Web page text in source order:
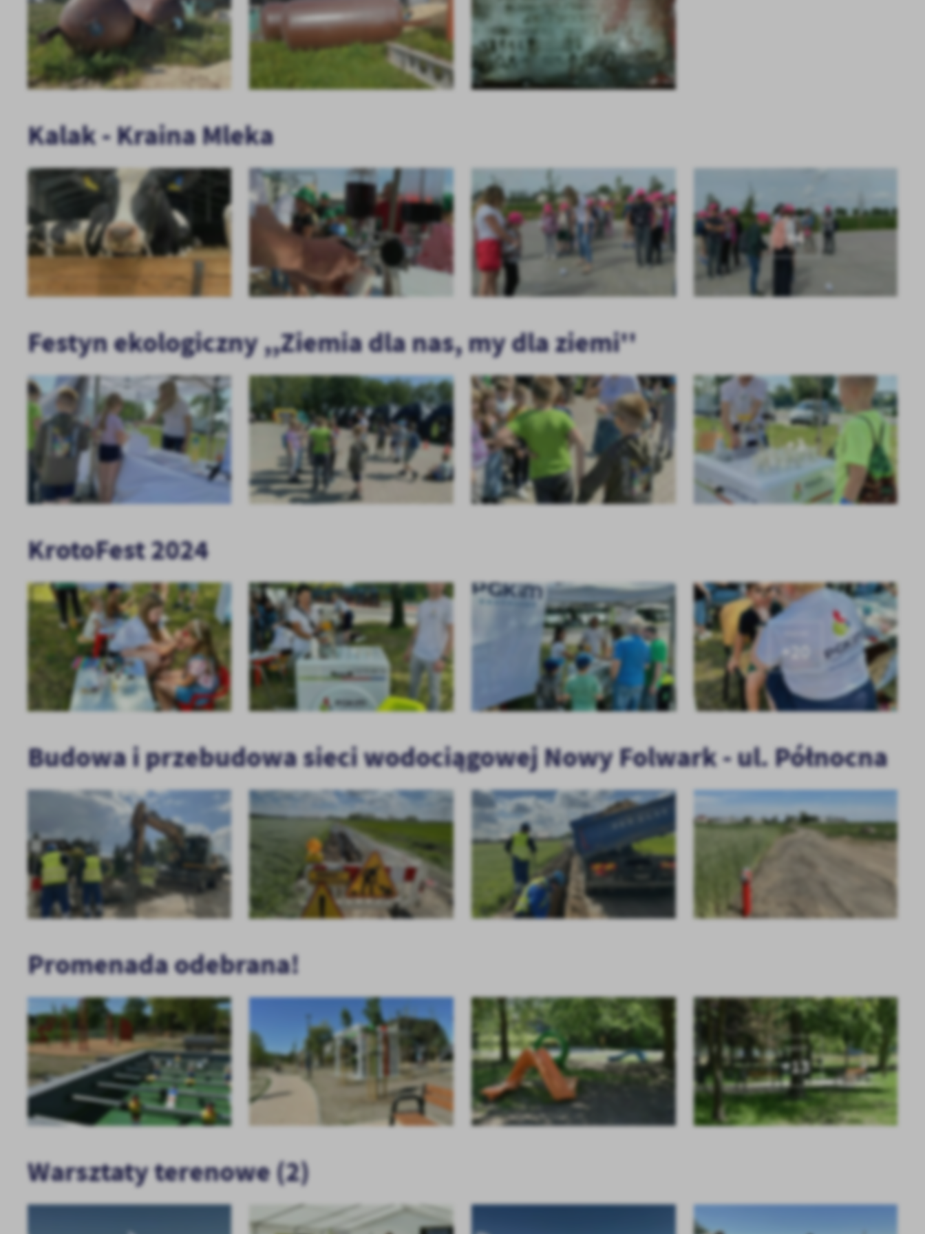
Ustawienia
Szanujemy Twoją prywatność. Możesz zmienić ustawienia cookies lub zaakceptować je
wszystkie. W dowolnym momencie możesz dokonać zmiany swoich ustawień.
Niezbędne
Niezbędne pliki cookies służą do prawidłowego funkcjonowania strony internetowej i
umożliwiają Ci komfortowe korzystanie z oferowanych przez nas usług.
Pliki cookies odpowiadają na podejmowane przez Ciebie działania w celu m.in. dostosowania
Twoich ustawień preferencji prywatności, logowania czy wypełniania formularzy. Dzięki plikom
cookies strona, z której korzystasz, może działać bez zakłóceń.
Ciebie ustawień oraz personalizację określonych funkcjonalności czy prezentowanych treści.
Dzięki tym plikom cookies możemy zapewnić Ci większy komfort korzystania z funkcjonalności
zgody na funkcjonalne i personalizacyjne pliki cookies gwarantuje dostępność większej ilości
Więcej
Analityczne ODRZUĆ WSZYSTKIE
Kalak - Kraina Mleka
KOLEJNE
+4
Festyn ekologiczny ,,Ziemia dla nas, my dla ziemi''
KOLEJNE
+3
KrotoFest 2024
+20
Budowa i przebudowa sieci wodociągowej Nowy Folwark - ul. Północna
Promenada odebrana!
KOLEJNE
+13
Warsztaty terenowe (2)